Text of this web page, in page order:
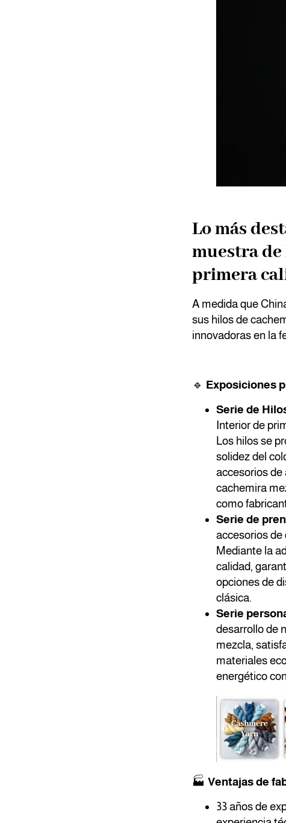
Lo más
muestra
primera
A medida que
sus hilos de
innovadoras en la
🔹 Exposiciones
Serie de
Interior de
Los hilos se
solidez del
accesorios de
cachemira
como
Serie de
accesorios de
Mediante la
calidad,
opciones de
clásica.
Serie
desarrollo de
mezcla,
materiales
energético
🏭 Ventajas de
33 años de